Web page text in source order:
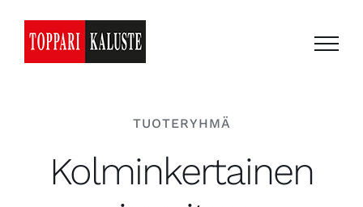
content
TUOTERYHMÄ
Kolminkertainen